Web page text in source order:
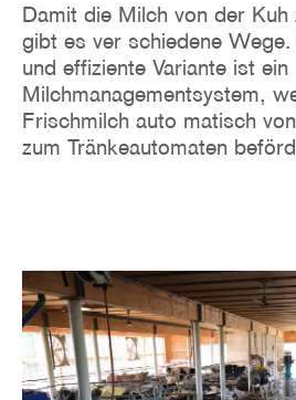
Damit die Milch von der Kuh
gibt es ver schiedene Wege.
und effiziente Variante ist ein
Milchmanagementsystem,
Frischmilch auto matisch
zum Tränkeautomaten
Image